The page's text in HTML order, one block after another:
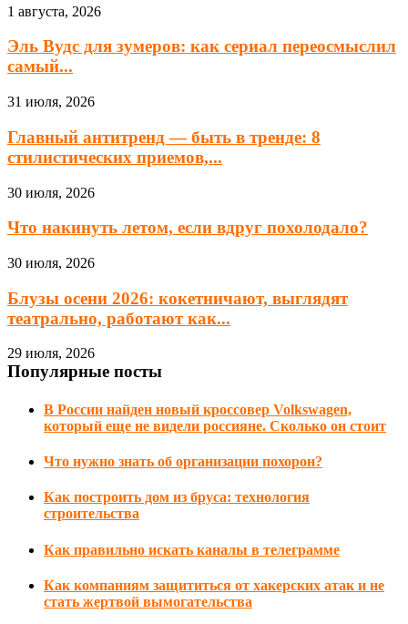
1 августа, 2026
Эль Вудс для зумеров: как сериал переосмыслил
самый...
31 июля, 2026
Главный антитренд — быть в тренде: 8
стилистических приемов,...
30 июля, 2026
Что накинуть летом, если вдруг похолодало?
30 июля, 2026
Блузы осени 2026: кокетничают, выглядят
театрально, работают как...
29 июля, 2026
Популярные посты
В России найден новый кроссовер Volkswagen,
который еще не видели россияне. Сколько он стоит
Что нужно знать об организации похорон?
Как построить дом из бруса: технология
строительства
Как правильно искать каналы в телеграмме
Как компаниям защититься от хакерских атак и не
стать жертвой вымогательства